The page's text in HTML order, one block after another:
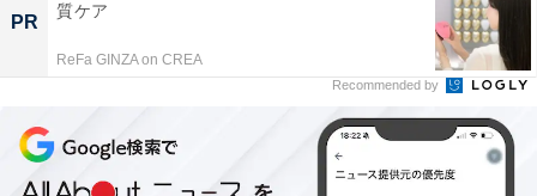
PR
質ケア
ReFa GINZA on CREA
Recommended by